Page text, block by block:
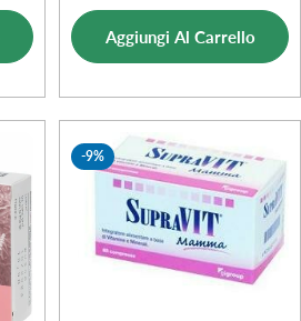
di
vendita
normale
Aggiungi Al Carrello
-9%